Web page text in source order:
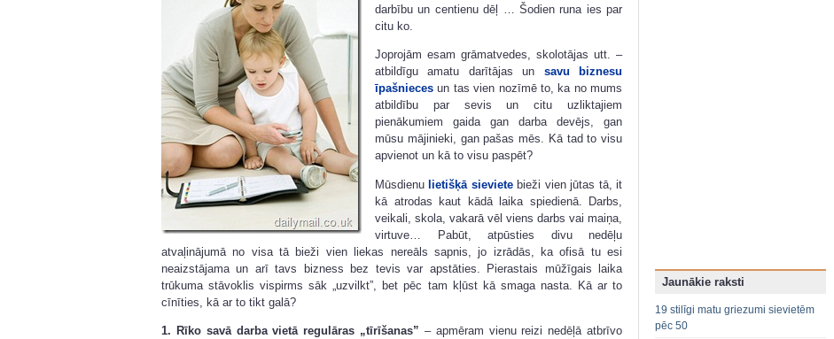
darbību un centienu dēļ … Šodien runa ies par
citu ko.
Joprojām esam grāmatvedes, skolotājas utt. –
atbildīgu amatu darītājas un savu biznesu
īpašnieces un tas vien nozīmē to, ka no mums
atbildību par sevis un citu uzliktajiem
pienākumiem gaida gan darba devējs, gan
mūsu mājinieki, gan pašas mēs. Kā tad to visu
apvienot un kā to visu paspēt?
Mūsdienulietišķā sievietebieži vien jūtas tā, it
kā atrodas kaut kādā laika spiedienā. Darbs,
veikali, skola, vakarā vēl viens darbs vai maiņa,
virtuve… Pabūt, atpūsties divu nedēļu
atvaļinājumā no visa tā bieži vien liekas nereāls sapnis, jo izrādās, ka ofisā tu esi
neaizstājama un arī tavs bizness bez tevis var apstāties. Pierastais mūžīgais laika
trūkuma stāvoklis vispirms sāk „uzvilkt”, bet pēc tam kļūst kā smaga nasta. Kā ar to
cīnīties, kā ar to tikt galā?
1. Rīko savā darba vietā regulāras „tīrīšanas” – apmēram vienu reizi nedēļā atbrīvo
Jaunākie raksti
19 stilīgi matu griezumi sievietēm
pēc 50